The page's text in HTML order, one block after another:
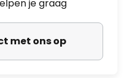
je graag
met ons op